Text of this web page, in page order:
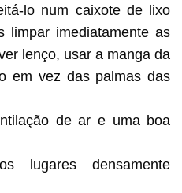
lo num caixote de lixo
limpar imediatamente as
lenço, usar a manga da
em vez das palmas das
de ar e uma boa
lugares densamente